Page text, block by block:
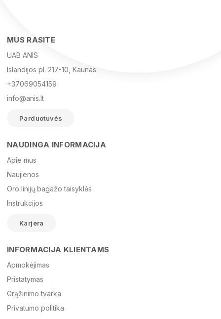
El. paštas
Žinutė
MUS RASITE
UAB ANIS
Islandijos pl. 217-10, Kaunas
+37069054159
info@anis.lt
Parduotuvės
NAUDINGA INFORMACIJA
Apie mus
Naujienos
Oro linijų bagažo taisyklės
Instrukcijos
Karjera
INFORMACIJA KLIENTAMS
Apmokėjimas
Pristatymas
Grąžinimo tvarka
Privatumo politika